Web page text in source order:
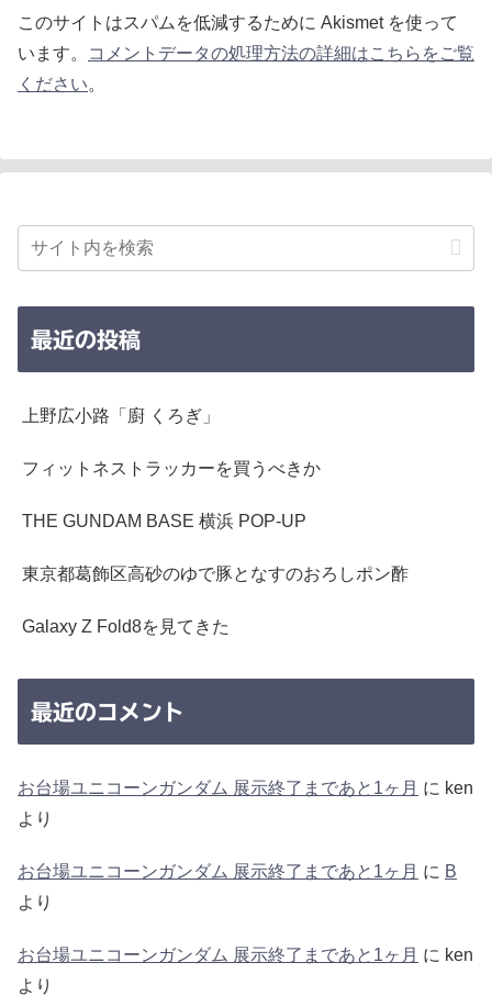
このサイトはスパムを低減するために Akismet を使って
います。
コメントデータの処理方法の詳細はこちらをご覧
ください。
最近の投稿
上野広小路「廚 くろぎ」
フィットネストラッカーを買うべきか
THE GUNDAM BASE 横浜 POP-UP
東京都葛飾区高砂のゆで豚となすのおろしポン酢
Galaxy Z Fold8を見てきた
最近のコメント
お台場ユニコーンガンダム 展示終了まであと1ヶ月 に ken
より
お台場ユニコーンガンダム 展示終了まであと1ヶ月 に B
より
お台場ユニコーンガンダム 展示終了まであと1ヶ月 に ken
より